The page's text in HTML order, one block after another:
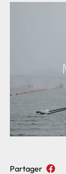
Partager